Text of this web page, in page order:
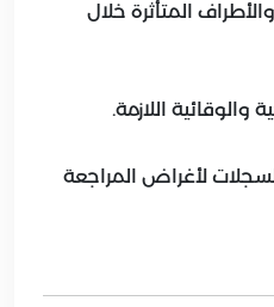
المتأثرة خلال
والوقائية اللازمة.
لأغراض المراجعة